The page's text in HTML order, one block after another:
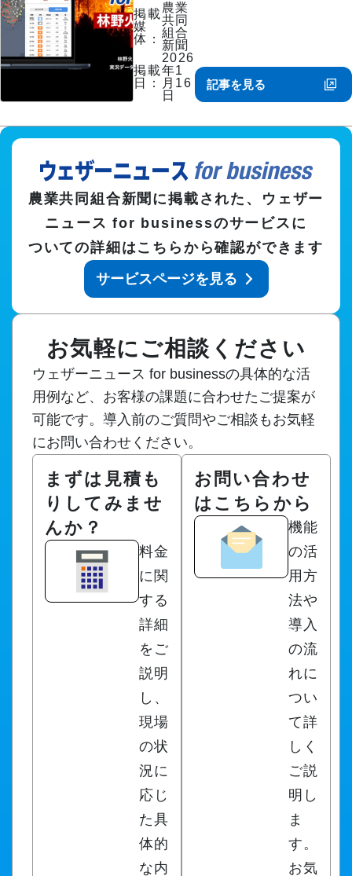
農
業
気
象
学
校
象
道
象
鉄
道
テッ
放送
気象
気
象
エ
ア
ン
気
象
ヘリ
コプ
ー・
小型
象
掲載
媒
体 ：
農業
共同
組合
新聞
掲載
日
：
2026
年1
月16
日
記事を見る
農業共同組合新聞 に掲載された、
ウェザー
ニュース for businessのサービスに
ついての詳細はこちらから確認ができます
サービスページを見る
お気軽にご相談ください
ウェザーニュース for businessの具体的な活
用例など、お客様の課題に合わせたご提案が
可能です。導入前のご質問やご相談もお気軽
にお問い合わせください。
まずは見積も
りしてみませ
んか？
料金
に関
する
詳細
をご
説明
し、
現場
の状
況に
応じ
た具
体的
な内
お問い合わせ
はこちらから
機能
の活
用方
法や
導入
の流
れに
つい
て詳
しく
ご説
明し
ま
す。
お気